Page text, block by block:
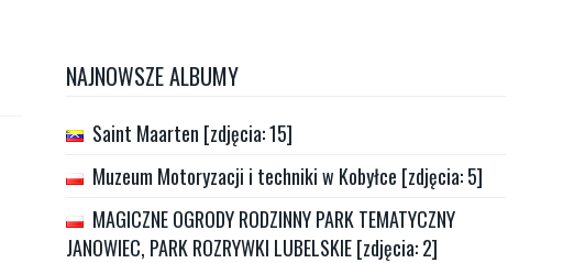
NAJNOWSZE ALBUMY
Saint Maarten [zdjęcia: 15]
Muzeum Motoryzacji i techniki w Kobyłce [zdjęcia: 5]
MAGICZNE OGRODY RODZINNY PARK TEMATYCZNY
JANOWIEC, PARK ROZRYWKI LUBELSKIE [zdjęcia: 2]